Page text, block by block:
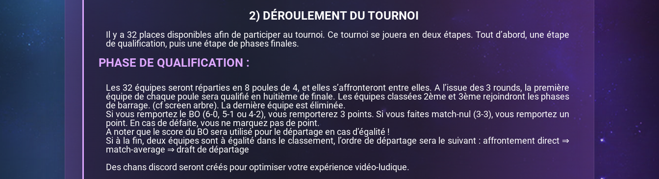
2) DÉROULEMENT DU TOURNOI
Il y a 32 places disponibles afin de participer au tournoi. Ce tournoi se jouera en deux étapes. Tout d’abord, une étape
de qualification, puis une étape de phases finales.
PHASE DE QUALIFICATION :
Les 32 équipes seront réparties en 8 poules de 4, et elles s’affronteront entre elles. A l’issue des 3 rounds, la première
équipe de chaque poule sera qualifié en huitième de finale. Les équipes classées 2ème et 3ème rejoindront les phases
de barrage. (cf screen arbre). La dernière équipe est éliminée.
Si vous remportez le BO (6-0, 5-1 ou 4-2), vous remporterez 3 points. Si vous faites match-nul (3-3), vous remportez un
point. En cas de défaite, vous ne marquez pas de point.
A noter que le score du BO sera utilisé pour le départage en cas d’égalité !
Si à la fin, deux équipes sont à égalité dans le classement, l’ordre de départage sera le suivant : affrontement direct ⇒
match-average ⇒ draft de départage
Des chans discord seront créés pour optimiser votre expérience vidéo-ludique.